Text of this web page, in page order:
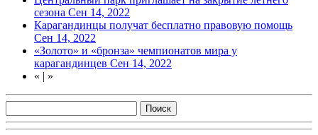
сезона Сен 14, 2022
Карагандинцы получат бесплатно правовую помощь
Сен 14, 2022
«Золото» и «бронза» чемпионатов мира у
карагандинцев Сен 14, 2022
« | »